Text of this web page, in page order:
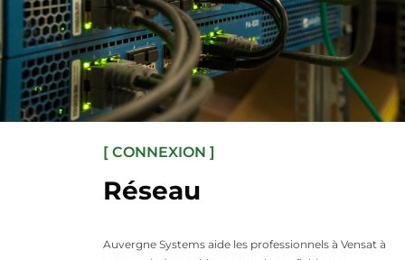
[ CONNEXION ]
Réseau
Auvergne Systems aide les professionnels à Vensat à